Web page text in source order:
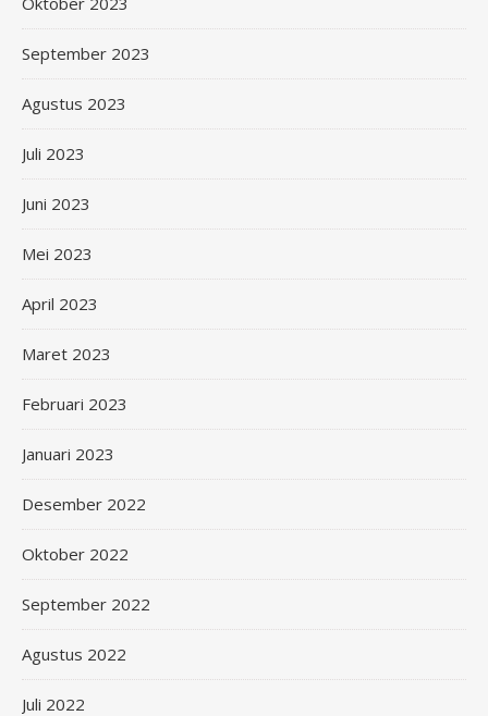
September 2023
Agustus 2023
Juli 2023
Juni 2023
Mei 2023
April 2023
Maret 2023
Februari 2023
Januari 2023
Desember 2022
Oktober 2022
September 2022
Agustus 2022
Juli 2022